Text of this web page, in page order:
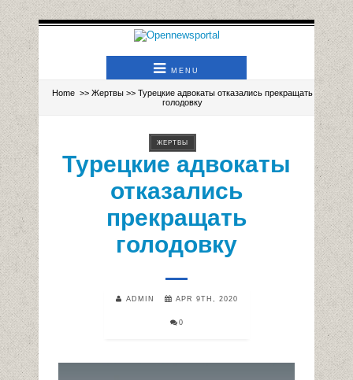
MENU
Home >> Жертвы >> Турецкие адвокаты отказались прекращать
голодовку
ЖЕРТВЫ
Турецкие адвокаты
отказались
прекращать
голодовку
ADMIN APR 9TH, 2020
0